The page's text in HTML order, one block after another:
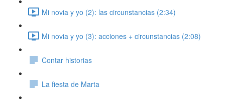
Mi novia y yo (2): las circunstancias (2:34)
Mi novia y yo (3): acciones + circunstancias (2:08)
Contar historias
La fiesta de Marta